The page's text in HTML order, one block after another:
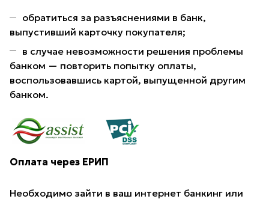
обратиться за разъяснениями в банк,
выпустивший карточку покупателя;
в случае невозможности решения проблемы
банком — повторить попытку оплаты,
воспользовавшись картой, выпущенной другим
банком.
Оплата через ЕРИП
Необходимо зайти в ваш интернет банкинг или